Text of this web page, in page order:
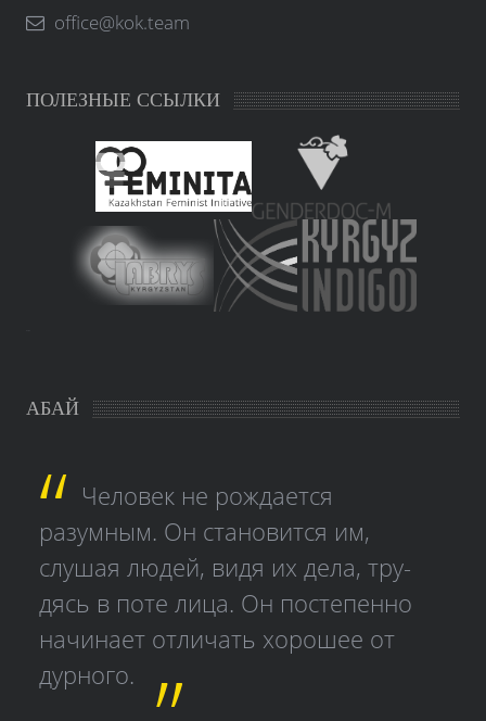
office@kok.team
ПОЛЕЗНЫЕ ССЫЛКИ
АБАЙ
Человек не рождается
разумным. Он становится им,
слушая людей, видя их дела, тру­
дясь в поте лица. Он постепенно
начинает отличать хорошее от
дурного.